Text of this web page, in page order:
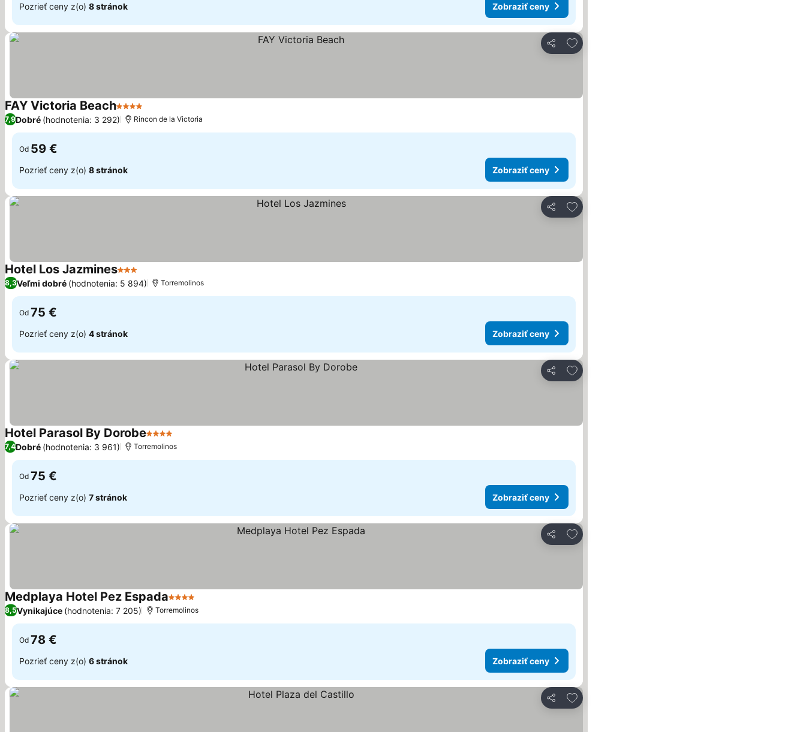
Pozrieť ceny z(o) 8 stránok Zobraziť ceny
Zdieľať
Pridať do obľúbených
FAY Victoria Beach4 Počet hviezdičiek
7,9Dobré (hodnotenia: 3 292) Rincon de la Victoria
Od 59 €
Pozrieť ceny z(o) 8 stránok Zobraziť ceny
Zdieľať
Pridať do obľúbených
Hotel Los Jazmines3 Počet hviezdičiek
Zobraziť ceny
8,3Veľmi dobré (hodnotenia: 5 894) Torremolinos
Od 75 €
Pozrieť ceny z(o) 4 stránok Zobraziť ceny
Zdieľať
Pridať do obľúbených
Hotel Parasol By Dorobe4 Počet hviezdičiek
7,4Dobré (hodnotenia: 3 961) Torremolinos
Od 75 €
Pozrieť ceny z(o) 7 stránok Zobraziť ceny
Zdieľať
Pridať do obľúbených
Medplaya Hotel Pez Espada4 Počet hviezdičiek
8,5Vynikajúce (hodnotenia: 7 205) Torremolinos
Od 78 €
Pozrieť ceny z(o) 6 stránok Zobraziť ceny
Zdieľať
Pridať do obľúbených